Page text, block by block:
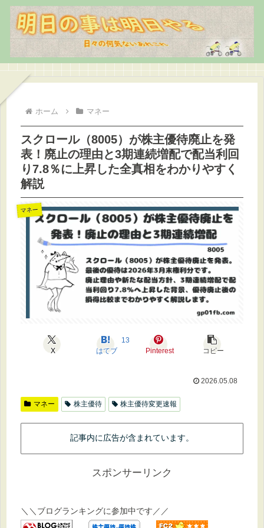
ホーム マネー
スクロール（8005）が株主優待廃止を発
表！廃止の理由と3期連続増配で配当利回
り7.8％に上昇した全真相をわかりやすく
解説
マネー
X はてブ
13
Pinterest
コピー
2026.05.08
マネー 株主優待 株主優待変更速報
記事内に広告が含まれています。
スポンサーリンク
＼＼ブログランキングに参加中です／／